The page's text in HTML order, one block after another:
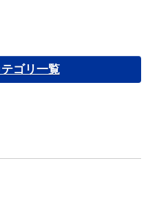
ゴリ一覧